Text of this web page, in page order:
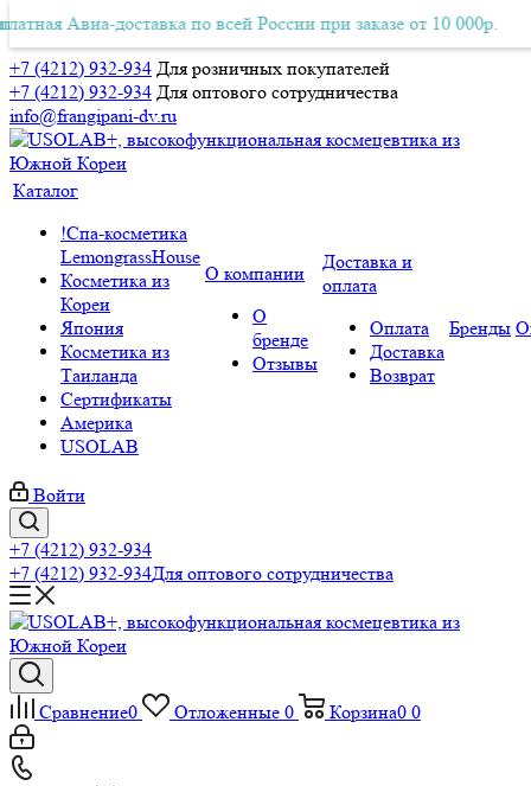
+7 (4212) 932-934 Для розничных покупателей
+7 (4212) 932-934 Для оптового сотрудничества
info@frangipani-dv.ru
Авиа-доставка по всей России при заказе от 10 000р.
Авиа-доставка по всей России при заказе от 10 000р.
Каталог
!Спа-косметика
LemongrassHouse
Косметика из
Кореи
Япония
Косметика из
Таиланда
Сертификаты
Америка
USOLAB
О компании
О
бренде
Отзывы
Доставка и
оплата
Оплата
Доставка
Возврат
Бренды
Войти
+7 (4212) 932-934
+7 (4212) 932-934Для оптового сотрудничества
Сравнение0 Отложенные 0 Корзина0 0